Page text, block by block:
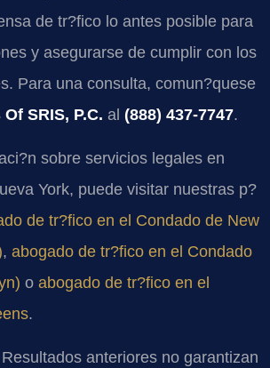
de tr?fico lo antes posible para
y asegurarse de cumplir con los
Para una consulta, comun?quese
SRIS, P.C. al (888) 437-7747.
sobre servicios legales en
York, puede visitar nuestras p?
de tr?fico en el Condado de New
, abogado de tr?fico en el Condado
o abogado de tr?fico en el
.
anteriores no garantizan